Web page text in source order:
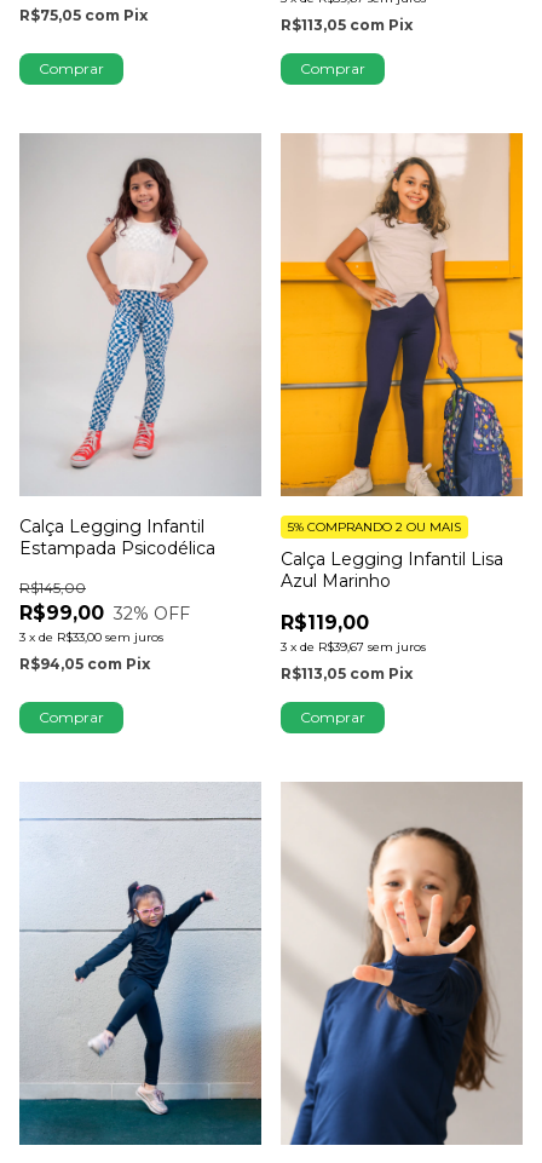
R$75,05 com Pix
Comprar
R$113,05 com Pix
Comprar
Calça Legging Infantil
Estampada Psicodélica
R$99,00
R$145,00
32% OFF
3 x de R$33,00 sem juros
R$94,05 com Pix
Comprar
Calça Legging Infantil Lisa
Azul Marinho
R$119,00
3 x de R$39,67 sem juros
5% COMPRANDO 2 OU MAIS
R$113,05 com Pix
Comprar